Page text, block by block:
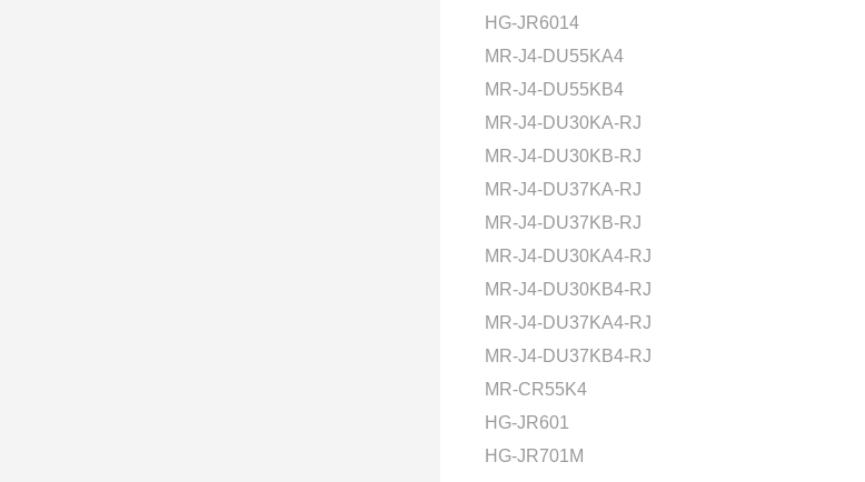
HG-JR6014
MR-J4-DU55KA4
MR-J4-DU55KB4
MR-J4-DU30KA-RJ
MR-J4-DU30KB-RJ
MR-J4-DU37KA-RJ
MR-J4-DU37KB-RJ
MR-J4-DU30KA4-RJ
MR-J4-DU30KB4-RJ
MR-J4-DU37KA4-RJ
MR-J4-DU37KB4-RJ
MR-CR55K4
HG-JR601
HG-JR701M